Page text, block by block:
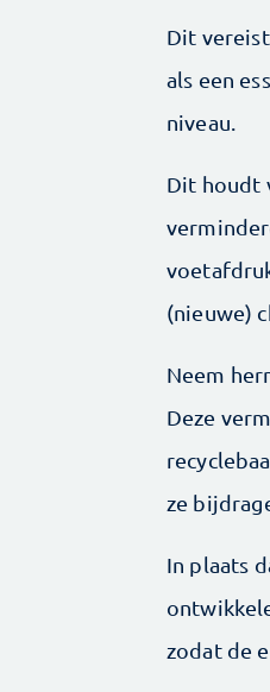
Dit
als een
niveau.
Dit houdt
(nieuwe)
Neem
Deze
ze
In plaats
zodat de